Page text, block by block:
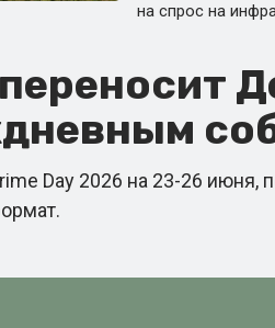
на спрос на
Day 2026 на 23-26